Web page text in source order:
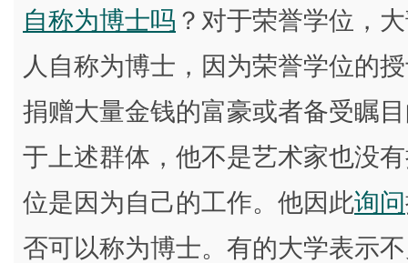
自称为博士吗 ？对于荣誉学位，
人自称为博士，因为荣誉学位的
捐赠大量金钱的富豪或者备受瞩
于上述群体，他不是艺术家也没
位是因为自己的工作。他因此询问
否可以称为博士。有的大学表示